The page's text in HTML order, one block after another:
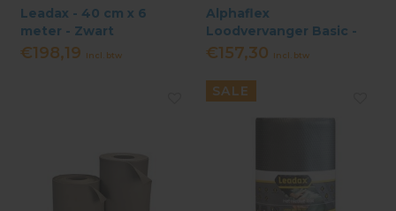
Leadax - 40 cm x 6
meter - Zwart
€198,19 Incl. btw
Alphaflex
Loodvervanger Basic -
20 cm x 10 meter - Grijs
€157,30 Incl. btw
SALE